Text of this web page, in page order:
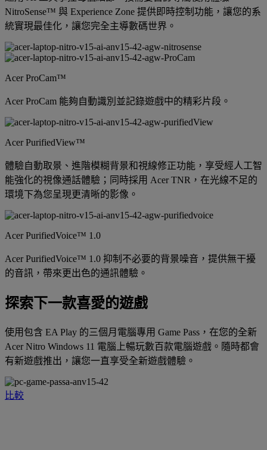
NitroSense™ 與 Experience Zone 提供即時控制功能，讓您的系
統實現最佳化，讓您完全主導數碼世界。
Acer ProCam™
Acer ProCam 能夠自動識別並記錄遊戲中的精彩片段。
Acer PurifiedView™
體驗自動取景、進階模糊背景和視線修正功能，享受經人工智
能強化的視像通話體驗；同時採用 Acer TNR，在光線不足的
環境下為您呈現更清晰的影像。
Acer PurifiedVoice™ 1.0
Acer PurifiedVoice™ 1.0 抑制不必要的背景噪音，提供無干擾
的音訊，帶來更出色的通訊體驗。
探索下一款喜愛的遊戲
使用包含 EA Play 的三個月電腦專用 Game Pass，在您的全新
Acer Nitro Windows 11 電腦上暢玩數百款電腦遊戲。隨時都會
有新遊戲推出，讓您一直享受全新遊戲體驗。
比較